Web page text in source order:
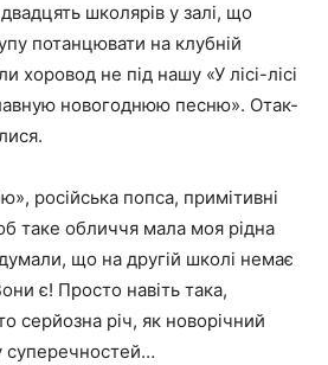
школярів у залі, що
потанцювати на клубній
хоровод не під нашу «У лісі-лісі
новогоднюю песню». Отак-
російська попса, примітивні
таке обличчя мала моя рідна
що на другій школі немає
є! Просто навіть така,
серйозна річ, як новорічний
суперечностей…